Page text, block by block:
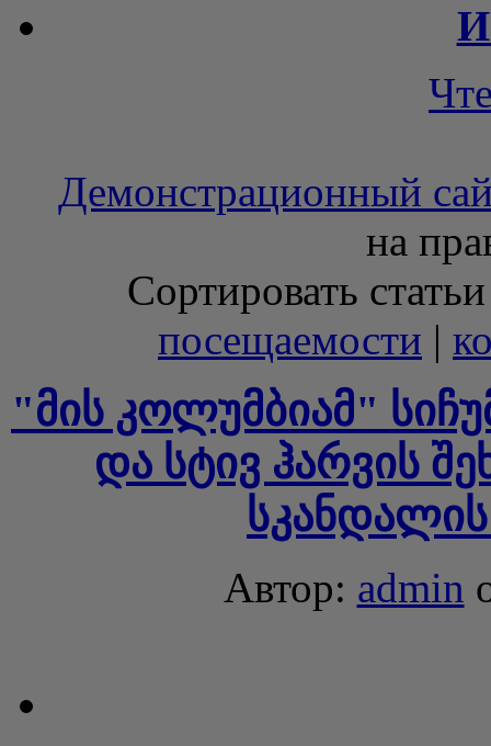
Демонстрационный
на
Сортировать
посещаемости |
"მის კოლუმბიამ"
და სტივ ჰარვის
Автор: admin